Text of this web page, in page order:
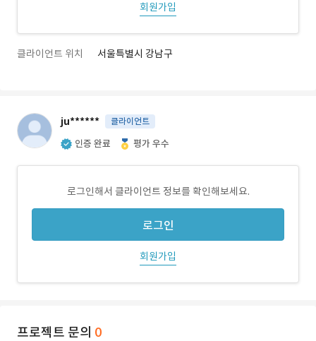
회원가입
클라이언트 위치 서울특별시 강남구
ju****** 클라이언트
인증 완료 평가 우수
로그인해서 클라이언트 정보를 확인해보세요.
로그인
회원가입
프로젝트 문의 0